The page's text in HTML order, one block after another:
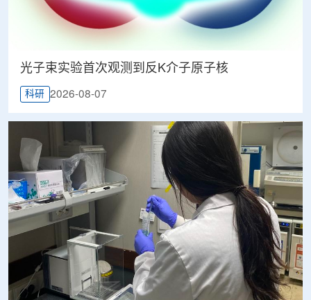
光子束实验首次观测到反K介子原子核
科研 2026-08-07